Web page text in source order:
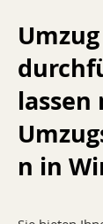
lassen
n in